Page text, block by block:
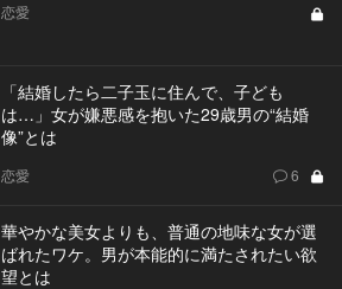
恋愛
「結婚したら二子玉に住んで、子ども
は…」女が嫌悪感を抱いた29歳男の“結婚
像”とは
恋愛 6
華やかな美女よりも、普通の地味な女が選
ばれたワケ。男が本能的に満たされたい欲
望とは